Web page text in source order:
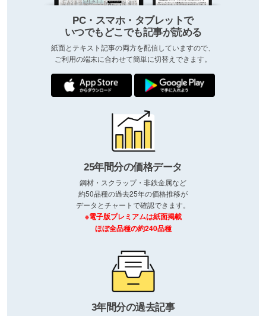
PC・スマホ・タブレットで
いつでもどこでも記事が読める
紙面とテキスト記事の両方を配信していますので、
ご利用の端末に合わせて簡単に切替えできます。
25年間分の価格データ
鋼材・スクラップ・非鉄金属など
約50品種の過去25年の価格推移が
データとチャートで確認できます。
※電子版プレミアムは紙面掲載
ほぼ全品種の約240品種
3年間分の過去記事